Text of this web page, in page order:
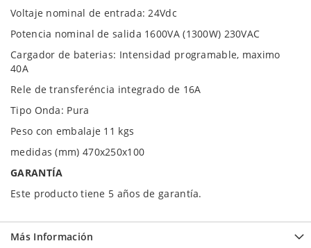
Voltaje nominal de entrada: 24Vdc
Potencia nominal de salida 1600VA (1300W) 230VAC
Cargador de baterias: Intensidad programable, maximo
40A
Rele de transferéncia integrado de 16A
Tipo Onda: Pura
Peso con embalaje 11 kgs
medidas (mm) 470x250x100
GARANTÍA
Este producto tiene 5 años de garantía.
Más Información